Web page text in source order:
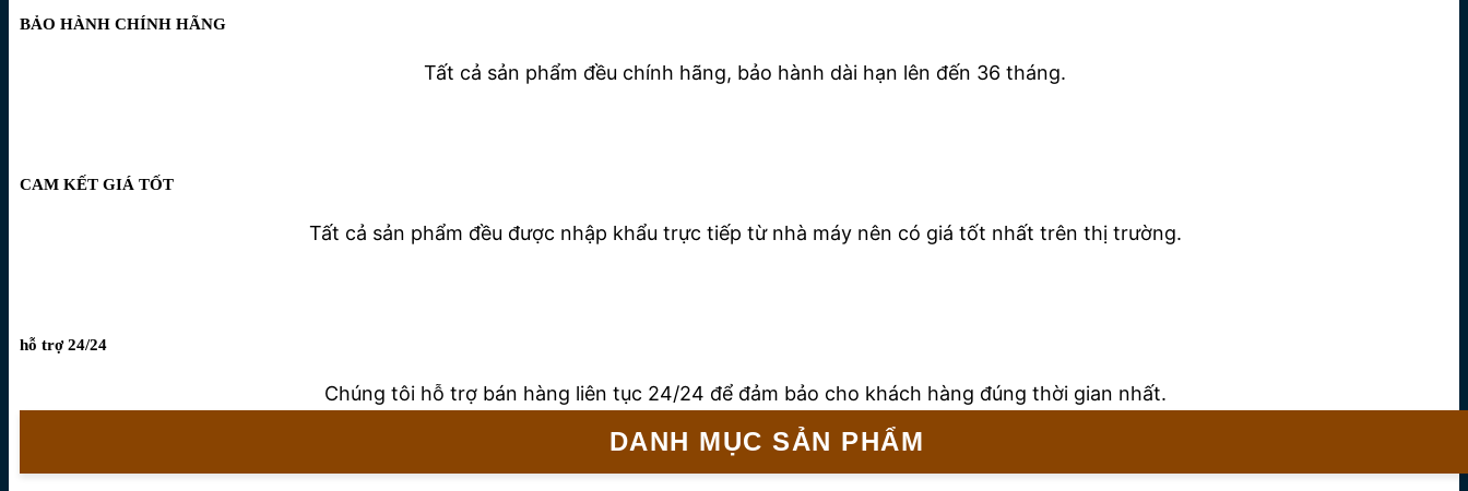
BẢO HÀNH CHÍNH HÃNG
Tất cả sản phẩm đều chính hãng, bảo hành dài hạn lên đến 36 tháng.
CAM KẾT GIÁ TỐT
Tất cả sản phẩm đều được nhập khẩu trực tiếp từ nhà máy nên có giá tốt nhất trên thị trường.
hỗ trợ 24/24
Chúng tôi hỗ trợ bán hàng liên tục 24/24 để đảm bảo cho khách hàng đúng thời gian nhất.
DANH MỤC SẢN PHẨM